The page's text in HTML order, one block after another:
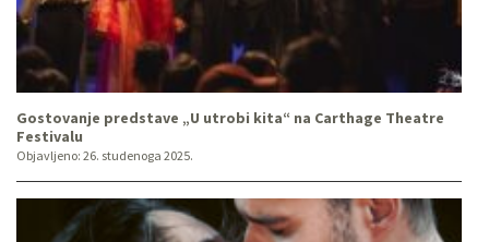
Gostovanje predstave „U utrobi kita“ na Carthage Theatre
Festivalu
Objavljeno: 26. studenoga 2025.